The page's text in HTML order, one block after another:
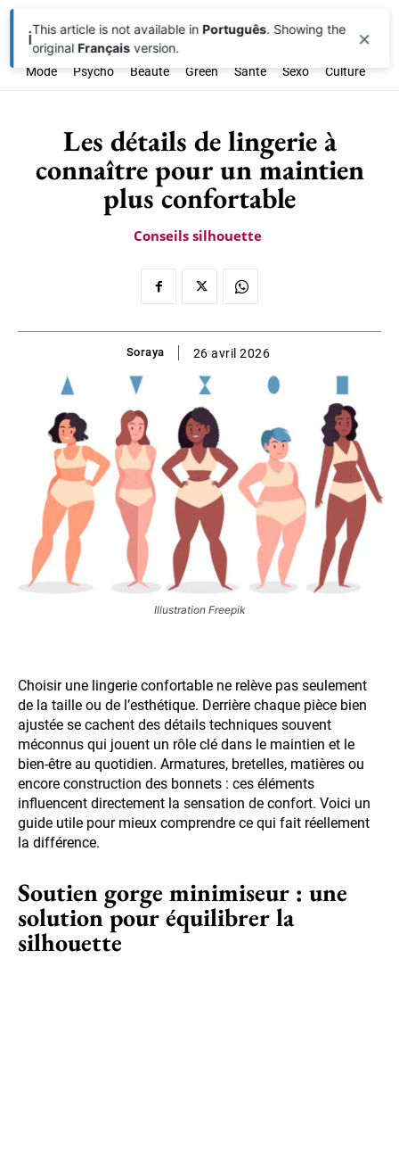
Mode Psycho Beauté Green Santé Sexo Culture
Les détails de lingerie à
connaître pour un maintien
plus confortable
Conseils silhouette
Soraya 26 avril 2026
Illustration Freepik
Choisir une lingerie confortable ne relève pas seulement
de la taille ou de l’esthétique. Derrière chaque pièce bien
ajustée se cachent des détails techniques souvent
méconnus qui jouent un rôle clé dans le maintien et le
bien-être au quotidien. Armatures, bretelles, matières ou
encore construction des bonnets : ces éléments
influencent directement la sensation de confort. Voici un
guide utile pour mieux comprendre ce qui fait réellement
la différence.
Soutien gorge minimiseur : une
solution pour équilibrer la
silhouette
ℹ️This article is not available in Português. Showing the
original Français version. ×